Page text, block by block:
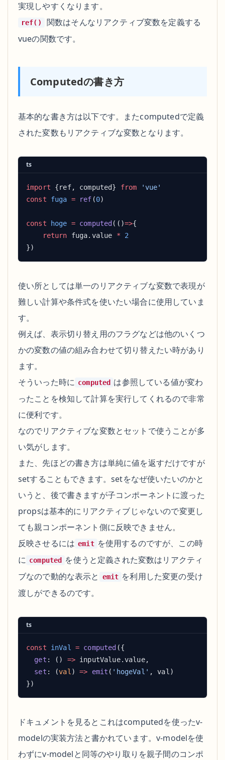
実現しやすくなります。
ref()
関数はそんなリアクティブ変数を定義する
vueの関数です。
Computedの書き方
基本的な書き方は以下です。またcomputedで定義
された変数もリアクティブな変数となります。
ts
import {ref, computed} from
const fuga = ref (0
const hoge = computed (()=>
    return
fuga.value *
使い所としては単一のリアクティブな変数で表現が
難しい計算や条件式を使いたい場合に使用していま
す。
例えば、表示切り替え用のフラグなどは他のいくつ
かの変数の値の組み合わせて切り替えたい時があり
ます。
そういった時に computed は参照している値が変わ
ったことを検知して計算を実行してくれるので非常
に便利です。
なのでリアクティブな変数とセットで使うことが多
い気がします。
また、先ほどの書き方は単純に値を返すだけですが
setすることもできます。setをなぜ使いたいのかと
いうと、後で書きますが子コンポーネントに渡った
propsは基本的にリアクティブじゃないので変更し
ても親コンポーネント側に反映できません。
反映させるには emit を使用するのですが、この時
に computed
を使うと定義された変数はリアクティ
ブなので動的な表示と
emit を利用した変更の受け
渡しができるのです。
ts
const inVal = computed
  get
: () =>
  set
: (val ) => emit ( 'hogeVal'
ドキュメントを見るとこれはcomputedを使ったv-
modelの実装方法と書かれています。v-modelを使
わずにv-modelと同等のやり取りを親子間のコンポ